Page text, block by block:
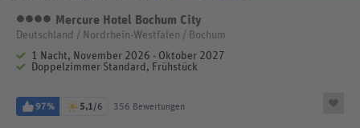
4 Sterne
Mercure Hotel Bochum City
Deutschland / Nordrhein-Westfalen / Bochum
1 Nacht, November 2026 - Oktober 2027
Doppelzimmer Standard, Frühstück
97% 5,1/6 356 Bewertungen